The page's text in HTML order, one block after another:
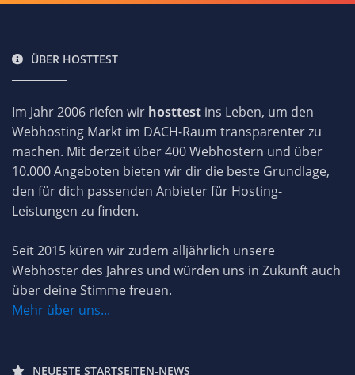
ÜBER HOSTTEST
Im Jahr 2006 riefen wir hosttest ins Leben, um den
Webhosting Markt im DACH-Raum transparenter zu
machen. Mit derzeit über 400 Webhostern und über
10.000 Angeboten bieten wir dir die beste Grundlage,
den für dich passenden Anbieter für Hosting-
Leistungen zu finden.
Seit 2015 küren wir zudem alljährlich unsere
Webhoster des Jahres und würden uns in Zukunft auch
über deine Stimme freuen.
Mehr über uns...
NEUESTE STARTSEITEN-NEWS